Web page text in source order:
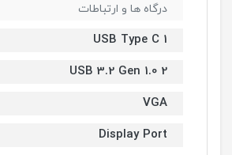
درگاه ها و ارتباطات
1 USB Type C
2 USB 3.2 Gen 1.0
VGA
Display Port